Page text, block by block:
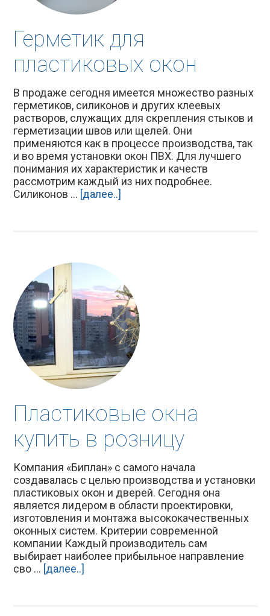
Герметик для
пластиковых окон
В продаже сегодня имеется множество разных
герметиков, силиконов и других клеевых
растворов, служащих для скрепления стыков и
герметизации швов или щелей. Они
применяются как в процессе производства, так
и во время установки окон ПВХ. Для лучшего
понимания их характеристик и качеств
рассмотрим каждый из них подробнее.
Силиконов ... [далее..]
Пластиковые окна
купить в розницу
Компания «Биплан» с самого начала
создавалась с целью производства и установки
пластиковых окон и дверей. Сегодня она
является лидером в области проектировки,
изготовления и монтажа высококачественных
оконных систем. Критерии современной
компании Каждый производитель сам
выбирает наиболее прибыльное направление
сво ... [далее..]